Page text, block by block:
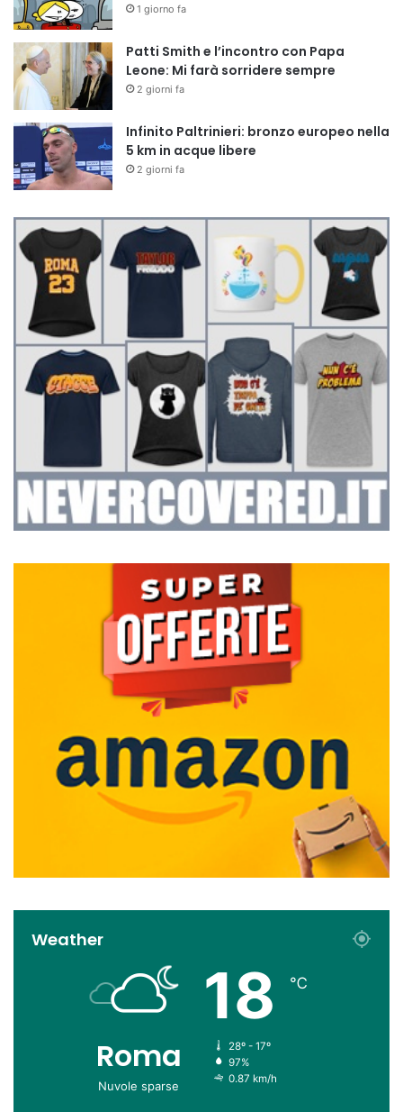
1 giorno fa
Patti Smith e l’incontro con Papa
Leone: Mi farà sorridere sempre
2 giorni fa
Infinito Paltrinieri: bronzo europeo nella
5 km in acque libere
2 giorni fa
Weather
Roma
Nuvole sparse
18 ℃
28º - 17º
97%
0.87 km/h